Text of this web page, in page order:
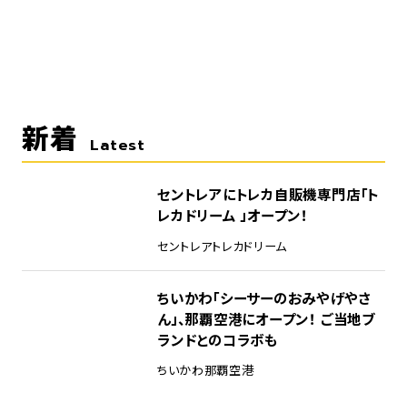
新着 Latest
セントレアにトレカ自販機専門店「ト
レカドリーム 」オープン！
セントレアトレカドリーム
ちいかわ「シーサーのおみやげやさ
ん」、那覇空港にオープン！ ご当地ブ
ランドとのコラボも
ちいかわ那覇空港